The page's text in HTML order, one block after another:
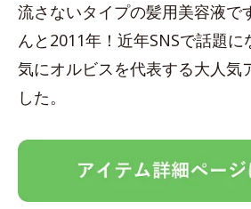
流さないタイプの髪用美容液で
んと2011年！近年SNSで話題
気にオルビスを代表する大人気
した。